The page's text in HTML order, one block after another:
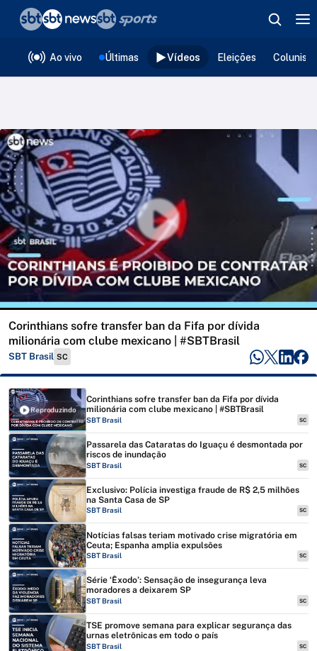
Ao vivo Últimas Vídeos Eleições
Corinthians sofre transfer ban da Fifa por dívida
milionária com clube mexicano | #SBTBrasil
SBT Brasil SC
Reproduzindo
Corinthians sofre transfer ban da Fifa por dívida
milionária com clube mexicano | #SBTBrasil
SBT Brasil SC
Passarela das Cataratas do Iguaçu é desmontada por
riscos de inundação
SBT Brasil SC
Exclusivo: Polícia investiga fraude de R$ 2,5 milhões
na Santa Casa de SP
SBT Brasil SC
Notícias falsas teriam motivado crise migratória em
Ceuta; Espanha amplia expulsões
SBT Brasil SC
Série ‘Êxodo’: Sensação de insegurança leva
moradores a deixarem SP
SBT Brasil SC
TSE promove semana para explicar segurança das
urnas eletrônicas em todo o país
SBT Brasil SC
❮voltar
Editorias